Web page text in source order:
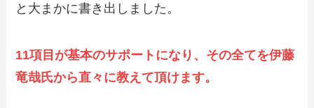
と大まかに書き出しました。
11項目が基本のサポートになり、その全てを伊藤
竜哉氏から直々に教えて頂けます。